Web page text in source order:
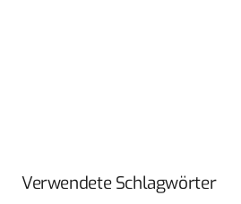
Verwendete Schlagwörter